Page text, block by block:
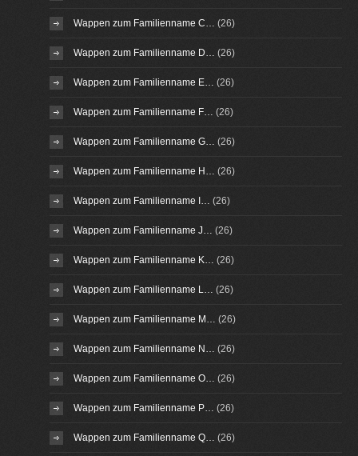
Wappen zum Familienname C… (26)
Wappen zum Familienname D… (26)
Wappen zum Familienname E… (26)
Wappen zum Familienname F… (26)
Wappen zum Familienname G… (26)
Wappen zum Familienname H… (26)
Wappen zum Familienname I… (26)
Wappen zum Familienname J… (26)
Wappen zum Familienname K… (26)
Wappen zum Familienname L… (26)
Wappen zum Familienname M… (26)
Wappen zum Familienname N… (26)
Wappen zum Familienname O… (26)
Wappen zum Familienname P… (26)
Wappen zum Familienname Q… (26)